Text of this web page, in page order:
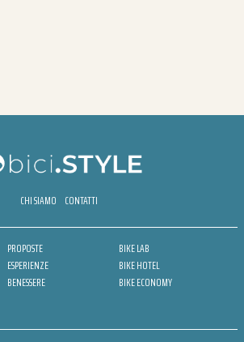
CHI SIAMO CONTATTI
PROPOSTE
ESPERIENZE
BENESSERE
BIKE LAB
BIKE HOTEL
BIKE ECONOMY